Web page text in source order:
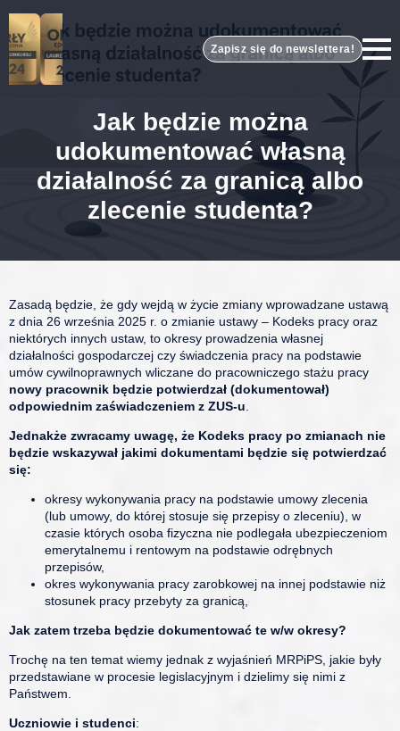
Zapisz się do newslettera!
Jak będzie można
udokumentować własną
działalność za granicą albo
zlecenie studenta?
Zasadą będzie, że gdy wejdą w życie zmiany wprowadzane ustawą
z dnia 26 września 2025 r. o zmianie ustawy – Kodeks pracy oraz
niektórych innych ustaw, to okresy prowadzenia własnej
działalności gospodarczej czy świadczenia pracy na podstawie
umów cywilnoprawnych wliczane do pracowniczego stażu pracy
nowy pracownik będzie potwierdzał (dokumentował)
odpowiednim zaświadczeniem z ZUS-u
Jednakże zwracamy uwagę, że Kodeks pracy po zmianach nie
będzie wskazywał jakimi dokumentami będzie się potwierdzać
się:
okresy wykonywania pracy na podstawie umowy zlecenia
(lub umowy, do której stosuje się przepisy o zleceniu), w
czasie których osoba fizyczna nie podlegała ubezpieczeniom
emerytalnemu i rentowym na podstawie odrębnych
przepisów,
okres wykonywania pracy zarobkowej na innej podstawie niż
stosunek pracy przebyty za granicą,
Jak zatem trzeba będzie dokumentować te w/w okresy?
Trochę na ten temat wiemy jednak z wyjaśnień MRPiPS, jakie były
przedstawiane w procesie legislacyjnym i dzielimy się nimi z
Państwem.
Uczniowie i studenci: